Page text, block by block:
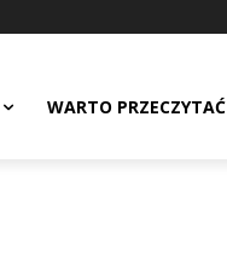
WARTO PRZECZYTAĆ